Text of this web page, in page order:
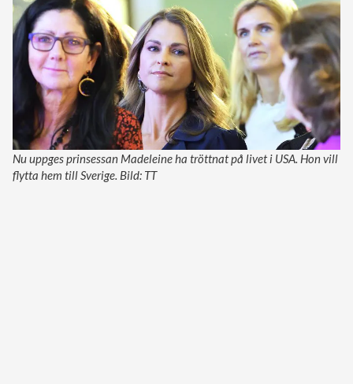
Nu uppges prinsessan Madeleine ha tröttnat på livet i USA. Hon vill
flytta hem till Sverige. Bild: TT